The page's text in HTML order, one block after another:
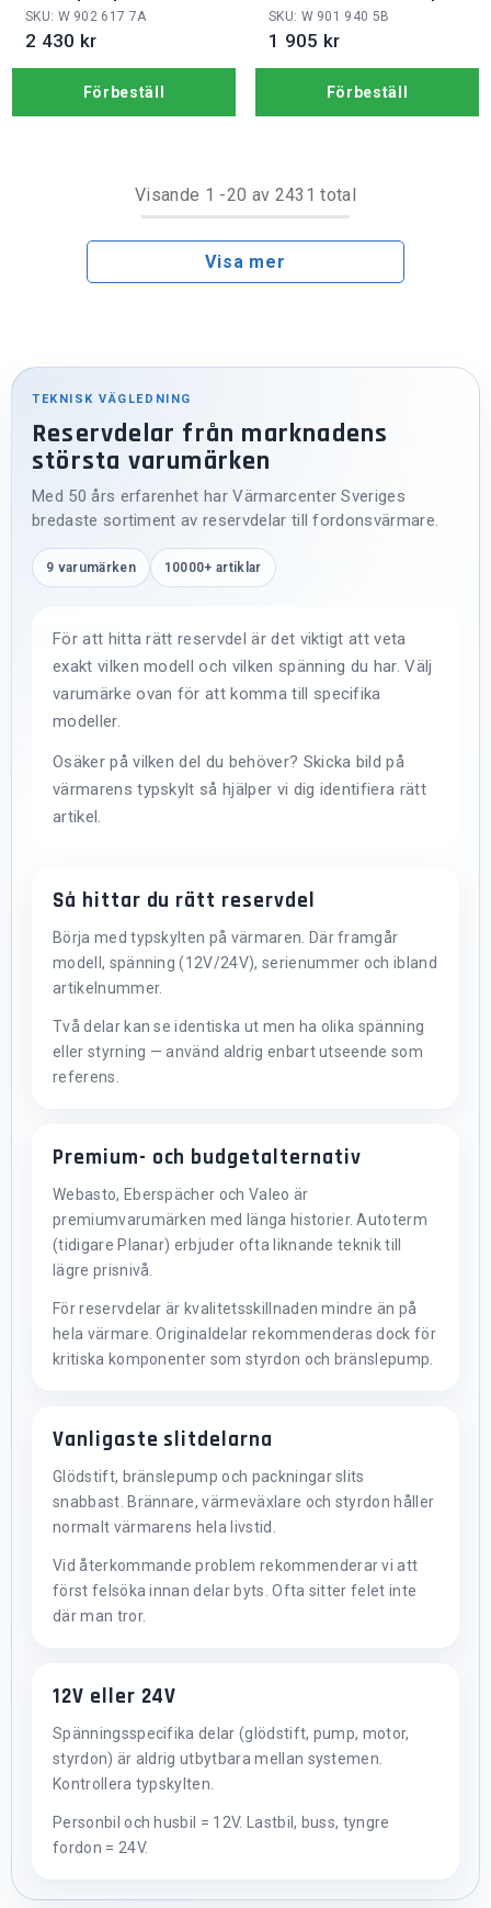
24V
SKU: W 902 617 7A
2 430 kr
Förbeställ
RHA
SKU: W 901 940 5B
1 905 kr
Förbeställ
Visande 1 -20 av 2431 total
Visa mer
TEKNISK VÄGLEDNING
Reservdelar från marknadens
största varumärken
Med 50 års erfarenhet har Värmarcenter Sveriges
bredaste sortiment av reservdelar till fordonsvärmare.
9 varumärken 10000+ artiklar
För att hitta rätt reservdel är det viktigt att veta
exakt vilken modell och vilken spänning du har. Välj
varumärke ovan för att komma till specifika
modeller.
Osäker på vilken del du behöver? Skicka bild på
värmarens typskylt så hjälper vi dig identifiera rätt
artikel.
Så hittar du rätt reservdel
Börja med typskylten på värmaren. Där framgår
modell, spänning (12V/24V), serienummer och ibland
artikelnummer.
Två delar kan se identiska ut men ha olika spänning
eller styrning — använd aldrig enbart utseende som
referens.
Premium- och budgetalternativ
Webasto, Eberspächer och Valeo är
premiumvarumärken med länga historier. Autoterm
(tidigare Planar) erbjuder ofta liknande teknik till
lägre prisnivå.
För reservdelar är kvalitetsskillnaden mindre än på
hela värmare. Originaldelar rekommenderas dock för
kritiska komponenter som styrdon och bränslepump.
Vanligaste slitdelarna
Glödstift, bränslepump och packningar slits
snabbast. Brännare, värmeväxlare och styrdon håller
normalt värmarens hela livstid.
Vid återkommande problem rekommenderar vi att
först felsöka innan delar byts. Ofta sitter felet inte
där man tror.
12V eller 24V
Spänningsspecifika delar (glödstift, pump, motor,
styrdon) är aldrig utbytbara mellan systemen.
Kontrollera typskylten.
Personbil och husbil = 12V. Lastbil, buss, tyngre
fordon = 24V.